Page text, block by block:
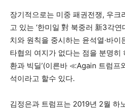
장기적으로는 미중 패권전쟁, 우크
고 있는 ‘한미일 對 북중러 新3각연
치와 원칙을 중시하는 윤석열·바
타협의 여지가 없다는 점을 분명히
환과 빅딜’(이른바 ≪Again 트럼
석이라고 할수 있다.
김정은과 트럼프는 2019년 2월 하